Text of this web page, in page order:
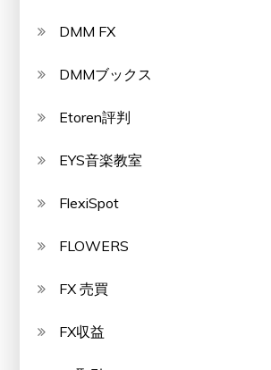
DMM FX
DMMブックス
Etoren評判
EYS音楽教室
FlexiSpot
FLOWERS
FX 売買
FX収益